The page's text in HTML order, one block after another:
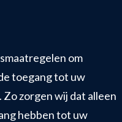
om
toegang tot uw
zorgen wij dat alleen
hebben tot uw